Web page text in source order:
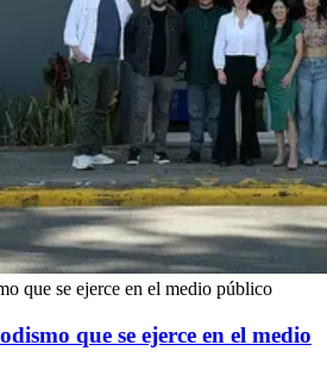
que se ejerce en el medio público
que se ejerce en el medio